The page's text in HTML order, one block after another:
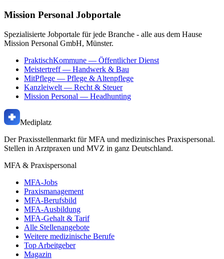
Mission Personal Jobportale
Spezialisierte Jobportale für jede Branche - alle aus dem Hause
Mission Personal GmbH, Münster.
PraktischKommune — Öffentlicher Dienst
Meistertreff— Handwerk & Bau
MitPflege — Pflege & Altenpflege
Kanzleiwelt — Recht & Steuer
Mission Personal — Headhunting
Mediplatz
Der Praxisstellenmarkt für MFA und medizinisches Praxispersonal.
Stellen in Arztpraxen und MVZ in ganz Deutschland.
MFA & Praxispersonal
MFA-Jobs
Praxismanagement
MFA-Berufsbild
MFA-Ausbildung
MFA-Gehalt & Tarif
Alle Stellenangebote
Weitere medizinische Berufe
Top Arbeitgeber
Magazin